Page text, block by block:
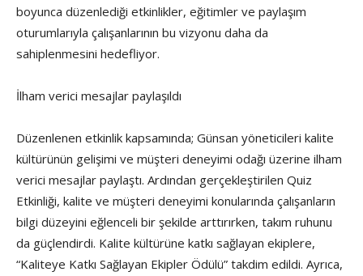
boyunca düzenlediği etkinlikler, eğitimler ve paylaşım
oturumlarıyla çalışanlarının bu vizyonu daha da
sahiplenmesini hedefliyor.
İlham verici mesajlar paylaşıldı
Düzenlenen etkinlik kapsamında; Günsan yöneticileri kalite
kültürünün gelişimi ve müşteri deneyimi odağı üzerine ilham
verici mesajlar paylaştı. Ardından gerçekleştirilen Quiz
Etkinliği, kalite ve müşteri deneyimi konularında çalışanların
bilgi düzeyini eğlenceli bir şekilde arttırırken, takım ruhunu
da güçlendirdi. Kalite kültürüne katkı sağlayan ekiplere,
“Kaliteye Katkı Sağlayan Ekipler Ödülü” takdim edildi. Ayrıca,